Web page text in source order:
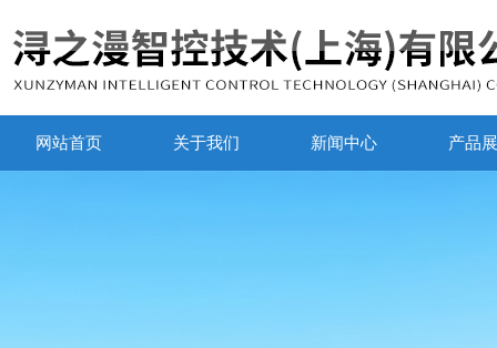
网站首页 关于我们 新闻中心 产品